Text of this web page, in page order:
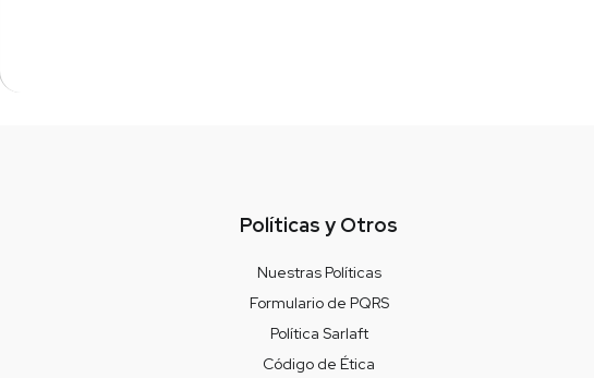
Políticas y Otros
Nuestras Políticas
Formulario de PQRS
Política Sarlaft
Código de Ética